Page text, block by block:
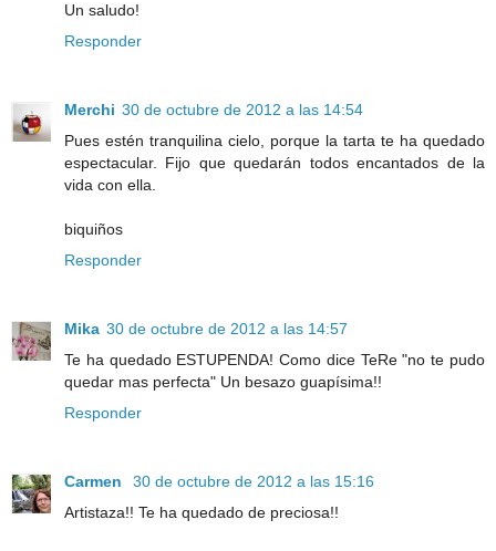
Un saludo!
Responder
Merchi 30 de octubre de 2012 a las 14:54
Pues estén tranquilina cielo, porque la tarta te ha quedado
espectacular. Fijo que quedarán todos encantados de la
vida con ella.
biquiños
Responder
Mika 30 de octubre de 2012 a las 14:57
Te ha quedado ESTUPENDA! Como dice TeRe "no te pudo
quedar mas perfecta" Un besazo guapísima!!
Responder
Carmen
30 de octubre de 2012 a las 15:16
Artistaza!! Te ha quedado de preciosa!!